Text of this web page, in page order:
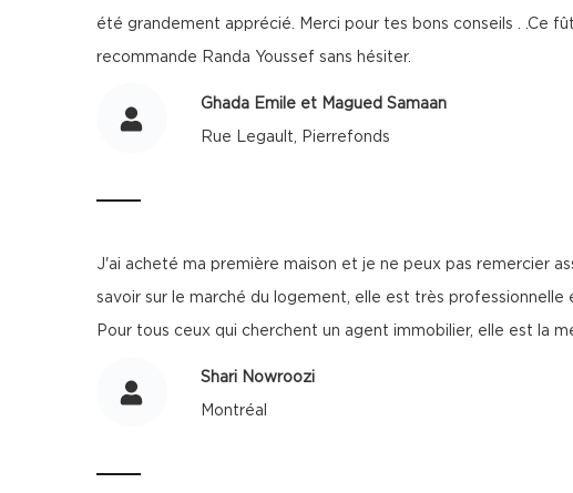
été grandement apprécié. Merci pour tes bons conseils . .Ce
recommande Randa Youssef sans hésiter.
Ghada Emile et Magued Samaan
Rue Legault, Pierrefonds
J'ai acheté ma première maison et je ne peux pas remercier
savoir sur le marché du logement, elle est très
Pour tous ceux qui cherchent un agent immobilier, elle est la
Shari Nowroozi
Montréal